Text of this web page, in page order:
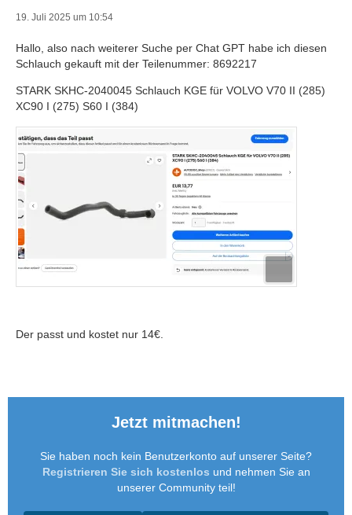
19. Juli 2025 um 10:54
Hallo, also nach weiterer Suche per Chat GPT habe ich diesen
Schlauch gekauft mit der Teilenummer: 8692217
STARK SKHC-2040045 Schlauch KGE für VOLVO V70 II (285)
XC90 I (275) S60 I (384)
Der passt und kostet nur 14€.
Jetzt mitmachen!
Sie haben noch kein Benutzerkonto auf unserer Seite?
Registrieren Sie sich kostenlos und nehmen Sie an
unserer Community teil!